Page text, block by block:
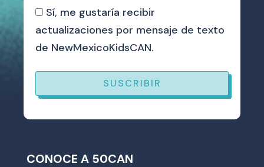
Sí, me gustaría recibir
actualizaciones por mensaje de texto
de NewMexicoKidsCAN.
SUSCRIBIR
CONOCE A 50CAN